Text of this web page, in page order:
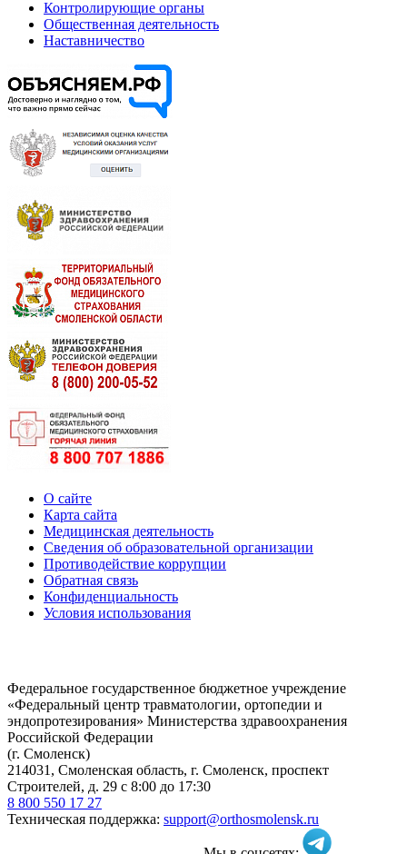
Контролирующие органы
Общественная деятельность
Наставничество
О сайте
Карта сайта
Медицинская деятельность
Сведения об образовательной организации
Противодействие коррупции
Обратная связь
Конфиденциальность
Условия использования
Федеральное государственное бюджетное учреждение
«Федеральный центр травматологии, ортопедии и
эндопротезирования» Министерства здравоохранения
Российской Федерации
(г. Смоленск)
214031, Смоленская область, г. Смоленск, проспект
Строителей, д. 29 с 8:00 до 17:30
8 800 550 17 27
Техническая поддержка: support@orthosmolensk.ru